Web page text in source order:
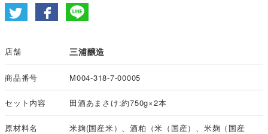
店舗 三浦醸造
商品番号 M004-318-7-00005
セット内容 田酒あまさけ:約750g×2本
原材料名
米麹(国産米）、酒粕（米（国産）、米麹（国産